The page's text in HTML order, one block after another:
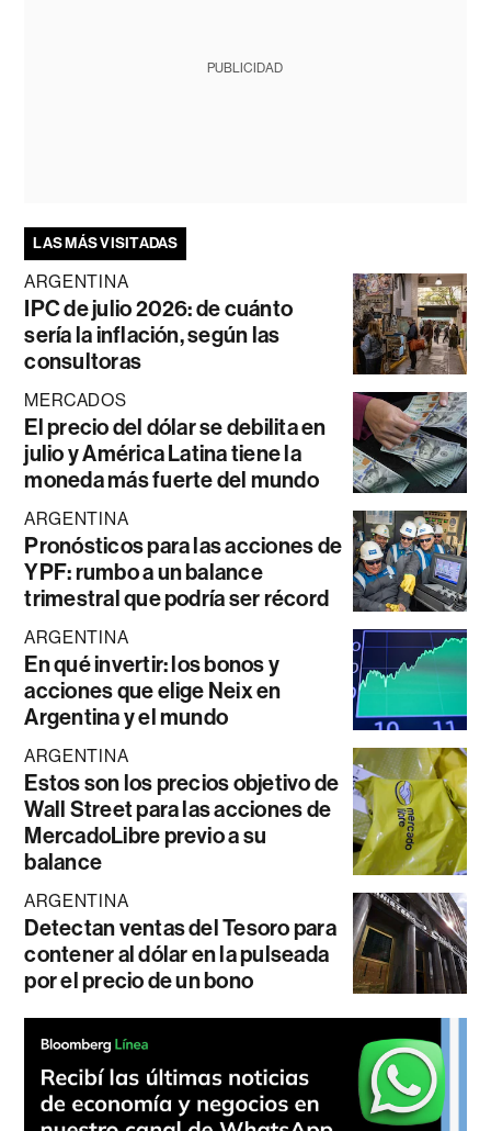
PUBLICIDAD
LAS MÁS VISITADAS
ARGENTINA
IPC de julio 2026: de cuánto
sería la inflación, según las
consultoras
MERCADOS
El precio del dólar se debilita en
julio y América Latina tiene la
moneda más fuerte del mundo
ARGENTINA
Pronósticos para las acciones de
YPF: rumbo a un balance
trimestral que podría ser récord
ARGENTINA
En qué invertir: los bonos y
acciones que elige Neix en
Argentina y el mundo
ARGENTINA
Estos son los precios objetivo de
Wall Street para las acciones de
MercadoLibre previo a su
balance
ARGENTINA
Detectan ventas del Tesoro para
contener al dólar en la pulseada
por el precio de un bono